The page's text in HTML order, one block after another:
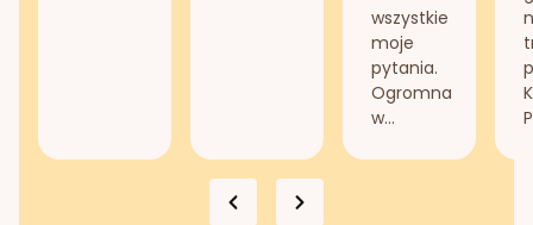
wszystkie
moje
pytania.
Ogromna
w...